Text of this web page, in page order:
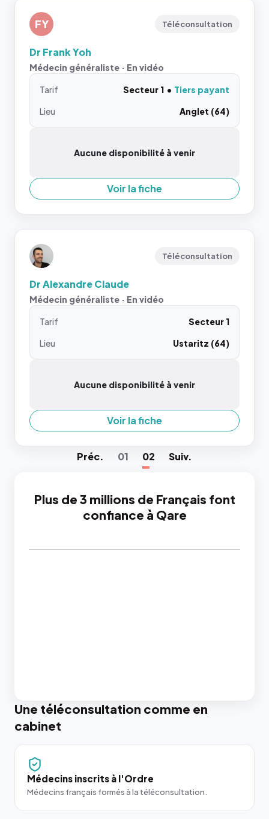
FY Téléconsultation
Dr Frank Yoh
Médecin généraliste · En vidéo
Tarif Secteur 1
Tiers payant
Lieu
Anglet (64)
Aucune disponibilité à venir
Voir la fiche
Téléconsultation
Dr Alexandre Claude
Médecin généraliste · En vidéo
Tarif
Secteur 1
Lieu
Ustaritz (64)
Aucune disponibilité à venir
Voir la fiche
Préc. 01 02 Suiv.
Plus de 3 millions de Français font
confiance à Qare
Une téléconsultation comme en
cabinet
Médecins inscrits à l'Ordre
Médecins français formés à la téléconsultation.